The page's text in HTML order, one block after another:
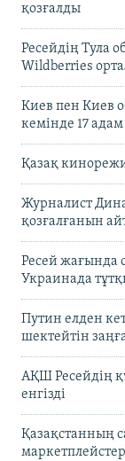
қозғалды
Ресейдің Тула
Wildberries
Киев пен Киев
кемінде 17
Қазақ
Журналист
қозғалғанын
Ресей жағында
Украинада
Путин елден
шектейтін
АҚШ Ресейдің
енгізді
Қазақстанның